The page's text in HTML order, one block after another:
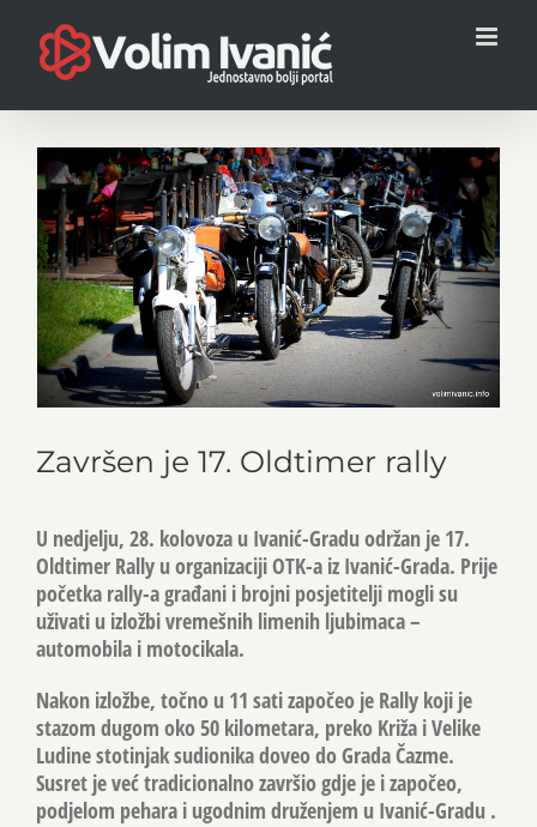
content
View
Larger
Image
Završen je 17. Oldtimer rally
U nedjelju, 28. kolovoza u Ivanić-Gradu održan je 17.
Oldtimer Rally u organizaciji OTK-a iz Ivanić-Grada. Prije
početka rally-a građani i brojni posjetitelji mogli su
uživati u izložbi vremešnih limenih ljubimaca –
automobila i motocikala.
Nakon izložbe, točno u 11 sati započeo je Rally koji je
stazom dugom oko 50 kilometara, preko Križa i Velike
Ludine stotinjak sudionika doveo do Grada Čazme.
Susret je već tradicionalno završio gdje je i započeo,
podjelom pehara i ugodnim druženjem u Ivanić-Gradu .